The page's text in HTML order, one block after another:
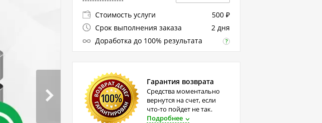
500 ₽
Стоимость услуги
2 дня
Срок выполнения заказа
?
Доработка до 100% результата
Гарантия возврата
Средства моментально
вернутся на счет, если
что-то пойдет не так.
Подробнее